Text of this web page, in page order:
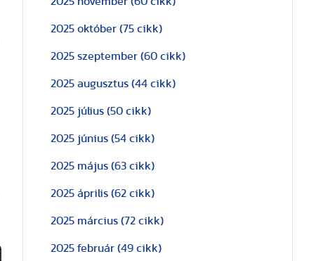
2025 október (75 cikk)
2025 szeptember (60 cikk)
2025 augusztus (44 cikk)
2025 július (50 cikk)
2025 június (54 cikk)
2025 május (63 cikk)
2025 április (62 cikk)
2025 március (72 cikk)
2025 február (49 cikk)